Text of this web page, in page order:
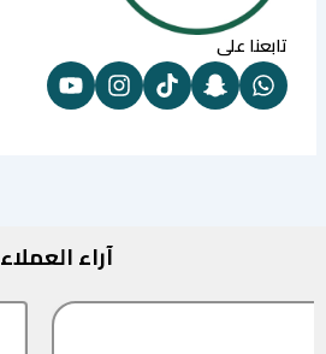
تابعنا على
آراء العملاء